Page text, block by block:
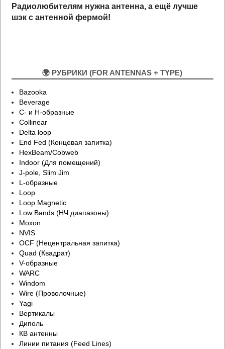
Радиолюбителям нужна антенна, а ещё лучше
шэк с антенной фермой!
🌍 РУБРИКИ (FOR ANTENNAS + TYPE)
Bazooka
Beverage
C- и H-образные
Collinear
Delta loop
End Fed (Концевая запитка)
HexBeam/Cobweb
Indoor (Для помещений)
J-pole, Slim Jim
L-образные
Loop
Loop Magnetic
Low Bands (НЧ диапазоны)
Moxon
NVIS
OCF (Нецентральная запитка)
Quad (Квадрат)
V-образные
WARC
Windom
Wire (Проволочные)
Yagi
Вертикалы
Диполь
КВ антенны
Линии питания (Feed Lines)